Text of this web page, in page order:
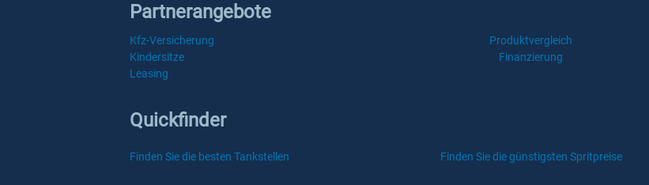
Partnerangebote
Kfz-Versicherung Produktvergleich
Kindersitze
Finanzierung
Leasing
Quickfinder
Finden Sie die besten Tankstellen Finden Sie die günstigsten Spritpreise